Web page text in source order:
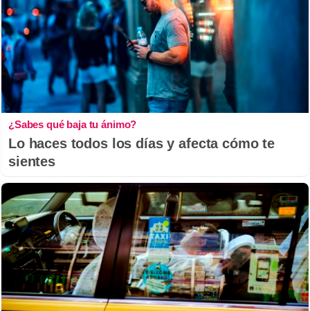
¿Sabes qué baja tu ánimo?
Lo haces todos los días y afecta cómo te
sientes